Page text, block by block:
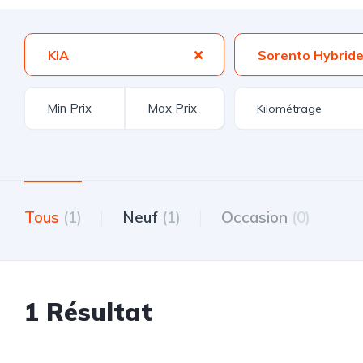
KIA Sorento
Tous (1) Neuf (1) Occasion (0)
1 Résultat